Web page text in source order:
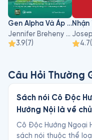
Gen Alpha Và Áp Lực Thành Tích
Jennifer Breheny Wallace
3.9(7)
4.7(
Câu Hỏi Thường
Sách nói Cô Độc
Hướng Nội là về
Cô Độc Hướng Ngoại
sách nói thuộc thể